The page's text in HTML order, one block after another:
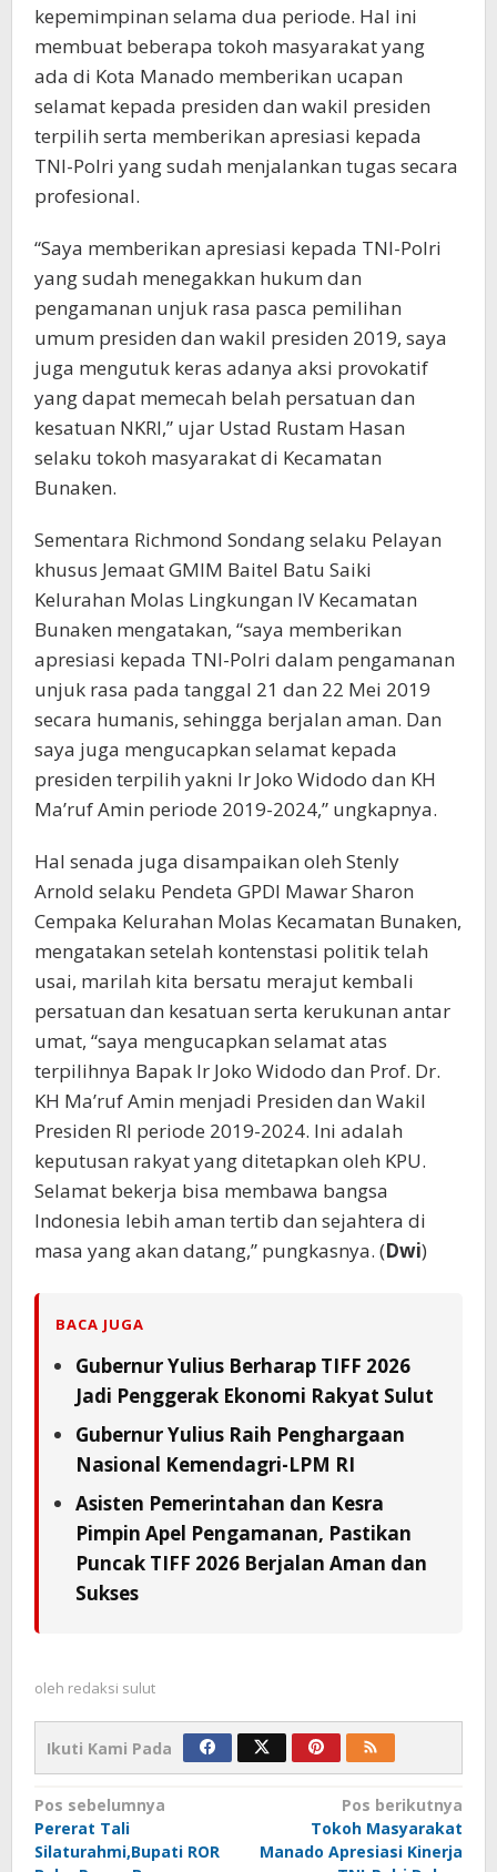
kepemimpinan selama dua periode. Hal ini
membuat beberapa tokoh masyarakat yang
ada di Kota Manado memberikan ucapan
selamat kepada presiden dan wakil presiden
terpilih serta memberikan apresiasi kepada
TNI-Polri yang sudah menjalankan tugas secara
profesional.
“Saya memberikan apresiasi kepada TNI-Polri
yang sudah menegakkan hukum dan
pengamanan unjuk rasa pasca pemilihan
umum presiden dan wakil presiden 2019, saya
juga mengutuk keras adanya aksi provokatif
yang dapat memecah belah persatuan dan
kesatuan NKRI,” ujar Ustad Rustam Hasan
selaku tokoh masyarakat di Kecamatan
Bunaken.
Sementara Richmond Sondang selaku Pelayan
khusus Jemaat GMIM Baitel Batu Saiki
Kelurahan Molas Lingkungan IV Kecamatan
Bunaken mengatakan, “saya memberikan
apresiasi kepada TNI-Polri dalam pengamanan
unjuk rasa pada tanggal 21 dan 22 Mei 2019
secara humanis, sehingga berjalan aman. Dan
saya juga mengucapkan selamat kepada
presiden terpilih yakni Ir Joko Widodo dan KH
Ma’ruf Amin periode 2019-2024,” ungkapnya.
Hal senada juga disampaikan oleh Stenly
Arnold selaku Pendeta GPDI Mawar Sharon
Cempaka Kelurahan Molas Kecamatan Bunaken,
mengatakan setelah kontenstasi politik telah
usai, marilah kita bersatu merajut kembali
persatuan dan kesatuan serta kerukunan antar
umat, “saya mengucapkan selamat atas
terpilihnya Bapak Ir Joko Widodo dan Prof. Dr.
KH Ma’ruf Amin menjadi Presiden dan Wakil
Presiden RI periode 2019-2024. Ini adalah
keputusan rakyat yang ditetapkan oleh KPU.
Selamat bekerja bisa membawa bangsa
Indonesia lebih aman tertib dan sejahtera di
masa yang akan datang,” pungkasnya. (Dwi)
BACA JUGA
Gubernur Yulius Berharap TIFF 2026
Jadi Penggerak Ekonomi Rakyat Sulut
Gubernur Yulius Raih Penghargaan
Nasional Kemendagri-LPM RI
Asisten Pemerintahan dan Kesra
Pimpin Apel Pengamanan, Pastikan
Puncak TIFF 2026 Berjalan Aman dan
Sukses
oleh redaksi sulut
Ikuti Kami Pada
Navigasi
pos
Pos sebelumnya
Pererat Tali
Silaturahmi,Bupati ROR
Pos berikutnya
Tokoh Masyarakat
Manado Apresiasi Kinerja